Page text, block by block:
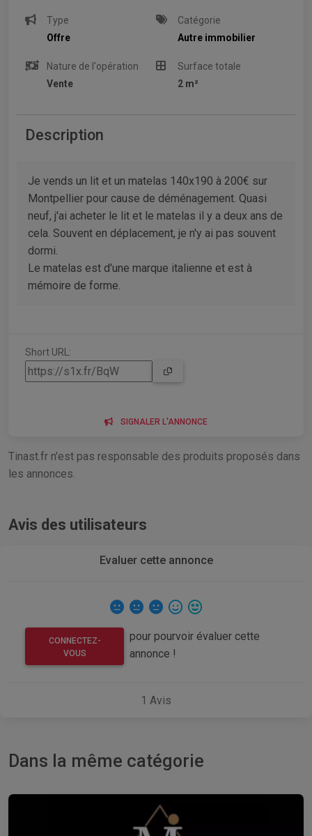
Type
Offre
Catégorie
Autre immobilier
Nature de l'opération
Vente
Surface totale
2 m²
Description
Je vends un lit et un matelas 140x190 à 200€ sur
Montpellier pour cause de déménagement. Quasi
neuf, j'ai acheter le lit et le matelas il y a deux ans de
cela. Souvent en déplacement, je n'y ai pas souvent
dormi.
Le matelas est d'une marque italienne et est à
mémoire de forme.
Short URL:
SIGNALER L'ANNONCE
Tinast.fr n'est pas responsable des produits proposés dans
les annonces.
Avis des utilisateurs
Evaluer cette annonce
CONNECTEZ-
VOUS
pour pourvoir évaluer cette
annonce !
1 Avis
Dans la même catégorie